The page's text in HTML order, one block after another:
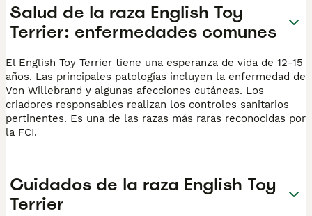
Salud de la raza English Toy
Terrier: enfermedades comunes
El English Toy Terrier tiene una esperanza de vida de 12-15
años. Las principales patologías incluyen la enfermedad de
Von Willebrand y algunas afecciones cutáneas. Los
criadores responsables realizan los controles sanitarios
pertinentes. Es una de las razas más raras reconocidas por
la FCI.
Cuidados de la raza English Toy
Terrier